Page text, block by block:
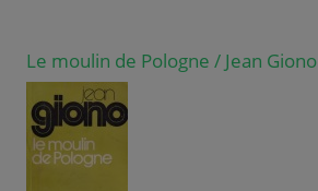
Le moulin de Pologne / Jean Giono